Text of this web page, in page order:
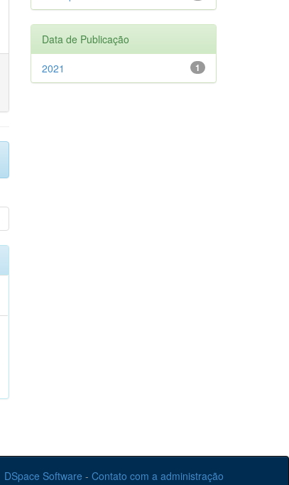
Data de Publicação
1
2021
DSpace Software - Contato com a administração